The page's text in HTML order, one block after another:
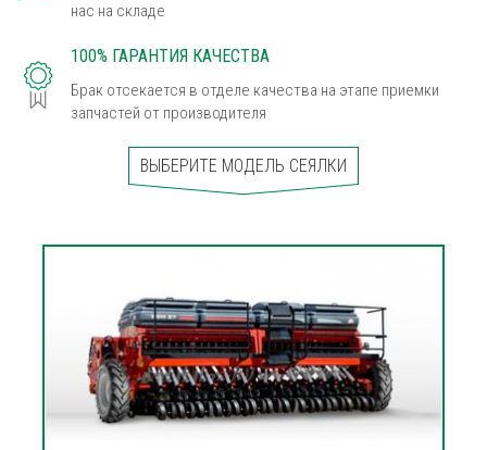
нас на складе
100% ГАРАНТИЯ КАЧЕСТВА
Брак отсекается в отделе качества на этапе приемки
запчастей от производителя
ВЫБЕРИТЕ МОДЕЛЬ СЕЯЛКИ